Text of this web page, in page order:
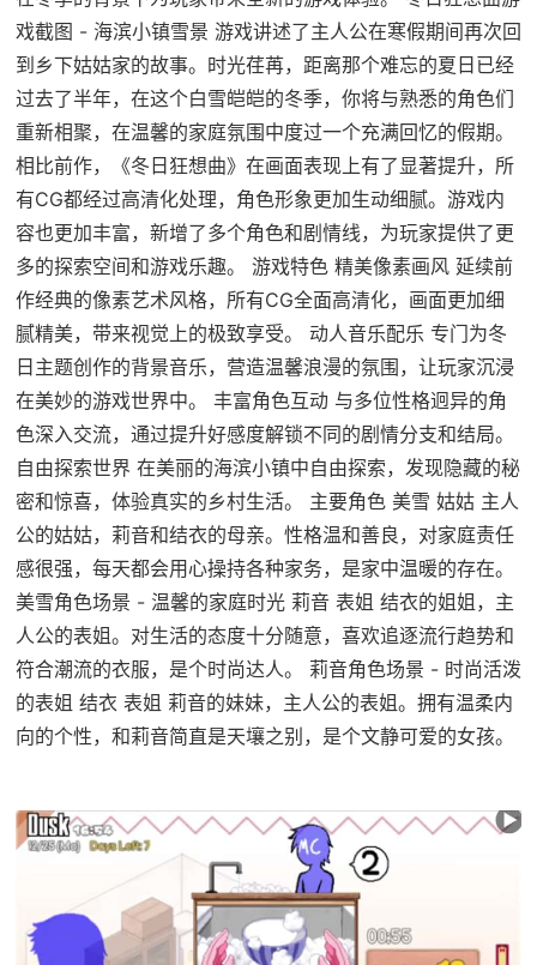
戏截图 - 海滨小镇雪景 游戏讲述了主人公在寒假期间再次回
到乡下姑姑家的故事。时光荏苒，距离那个难忘的夏日已经
过去了半年，在这个白雪皑皑的冬季，你将与熟悉的角色们
重新相聚，在温馨的家庭氛围中度过一个充满回忆的假期。
相比前作，《冬日狂想曲》在画面表现上有了显著提升，所
有CG都经过高清化处理，角色形象更加生动细腻。游戏内
容也更加丰富，新增了多个角色和剧情线，为玩家提供了更
多的探索空间和游戏乐趣。 游戏特色 精美像素画风 延续前
作经典的像素艺术风格，所有CG全面高清化，画面更加细
腻精美，带来视觉上的极致享受。 动人音乐配乐 专门为冬
日主题创作的背景音乐，营造温馨浪漫的氛围，让玩家沉浸
在美妙的游戏世界中。 丰富角色互动 与多位性格迥异的角
色深入交流，通过提升好感度解锁不同的剧情分支和结局。
自由探索世界 在美丽的海滨小镇中自由探索，发现隐藏的秘
密和惊喜，体验真实的乡村生活。 主要角色 美雪 姑姑 主人
公的姑姑，莉音和结衣的母亲。性格温和善良，对家庭责任
感很强，每天都会用心操持各种家务，是家中温暖的存在。
美雪角色场景 - 温馨的家庭时光 莉音 表姐 结衣的姐姐，主
人公的表姐。对生活的态度十分随意，喜欢追逐流行趋势和
符合潮流的衣服，是个时尚达人。 莉音角色场景 - 时尚活泼
的表姐 结衣 表姐 莉音的妹妹，主人公的表姐。拥有温柔内
向的个性，和莉音简直是天壤之别，是个文静可爱的女孩。